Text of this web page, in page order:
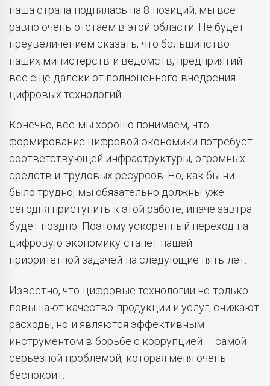
наша страна поднялась на 8 позиций, мы все
равно очень отстаем в этой области. Не будет
преувеличением сказать, что большинство
наших министерств и ведомств, предприятий
все еще далеки от полноценного внедрения
цифровых технологий.
Конечно, все мы хорошо понимаем, что
формирование цифровой экономики потребует
соответствующей инфраструктуры, огромных
средств и трудовых ресурсов. Но, как бы ни
было трудно, мы обязательно должны уже
сегодня приступить к этой работе, иначе завтра
будет поздно. Поэтому ускоренный переход на
цифровую экономику станет нашей
приоритетной задачей на следующие пять лет.
Известно, что цифровые технологии не только
повышают качество продукции и услуг, снижают
расходы, но и являются эффективным
инструментом в борьбе с коррупцией – самой
серьезной проблемой, которая меня очень
беспокоит.